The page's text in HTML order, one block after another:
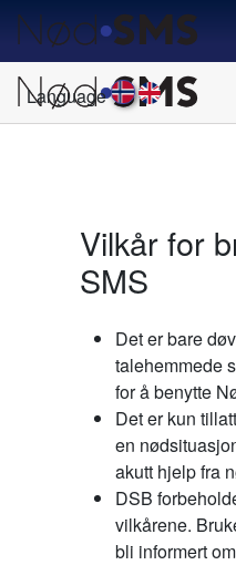
Language
Vilkår for
SMS
Det er bare
talehemmede
for å benytte
Det er kun
en
akutt hjelp fra
DSB
vilkårene.
bli informert